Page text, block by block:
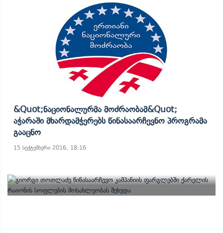
&quot;ნაციონალურმა Მოძრაობამ&quot;
Აჭარაში Მხარდამჭერებს Წინასაარჩევნო Პროგრამა
Გააცნო
15 სექტემბერი 2016, 18:16